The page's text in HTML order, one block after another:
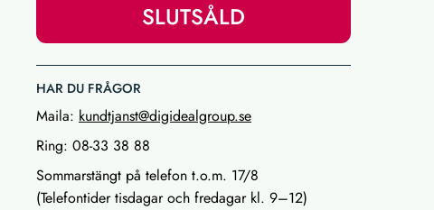
SLUTSÅLD
HAR DU FRÅGOR
Maila: kundtjanst@digidealgroup.se
Ring: 08-33 38 88
Sommarstängt på telefon t.o.m. 17/8
(Telefontider tisdagar och fredagar kl. 9–12)